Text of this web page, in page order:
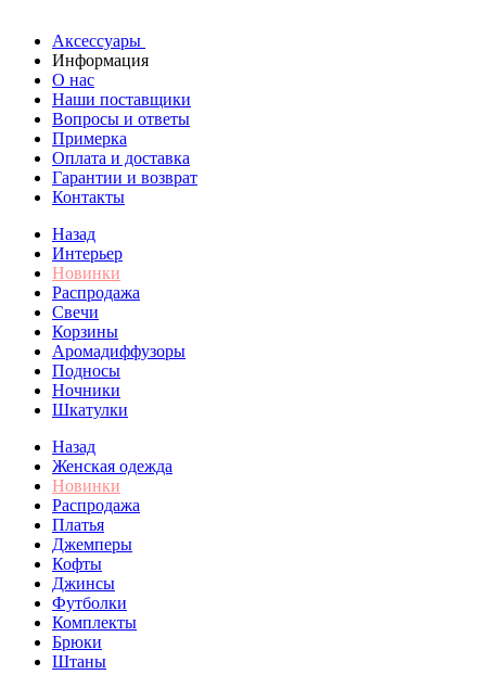
Аксессуары
Информация
О нас
Наши поставщики
Вопросы и ответы
Примерка
Оплата и доставка
Гарантии и возврат
Контакты
Назад
Интерьер
Новинки
Распродажа
Свечи
Корзины
Аромадиффузоры
Подносы
Ночники
Шкатулки
Назад
Женская одежда
Новинки
Распродажа
Платья
Джемперы
Кофты
Джинсы
Футболки
Комплекты
Брюки
Штаны